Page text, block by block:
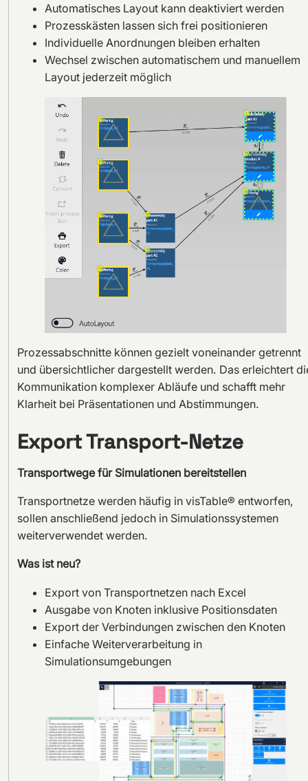
Automatisches Layout kann deaktiviert werden
Prozesskästen lassen sich frei positionieren
Individuelle Anordnungen bleiben erhalten
Wechsel zwischen automatischem und manuellem
Layout jederzeit möglich
Prozessabschnitte können gezielt voneinander getrennt
und übersichtlicher dargestellt werden. Das erleichtert
Kommunikation komplexer Abläufe und schafft mehr
Klarheit bei Präsentationen und Abstimmungen.
Export Transport-Netze
Transportwege für Simulationen bereitstellen
Transportnetze werden häufig in visTable® entworfen,
sollen anschließend jedoch in Simulationssystemen
weiterverwendet werden.
Was ist neu?
Export von Transportnetzen nach Excel
Ausgabe von Knoten inklusive Positionsdaten
Export der Verbindungen zwischen den Knoten
Einfache Weiterverarbeitung in
Simulationsumgebungen